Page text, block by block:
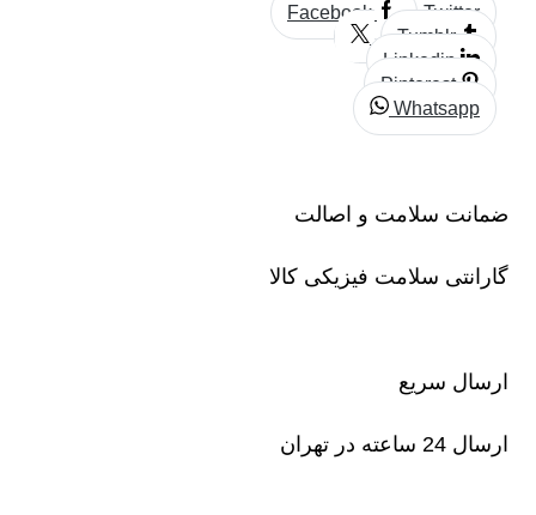
Facebook
Twitter
Tumblr
Linkedin
Pinterest
Whatsapp
ضمانت سلامت و اصالت
گارانتی سلامت فیزیکی کالا
ارسال سریع
ارسال 24 ساعته در تهران